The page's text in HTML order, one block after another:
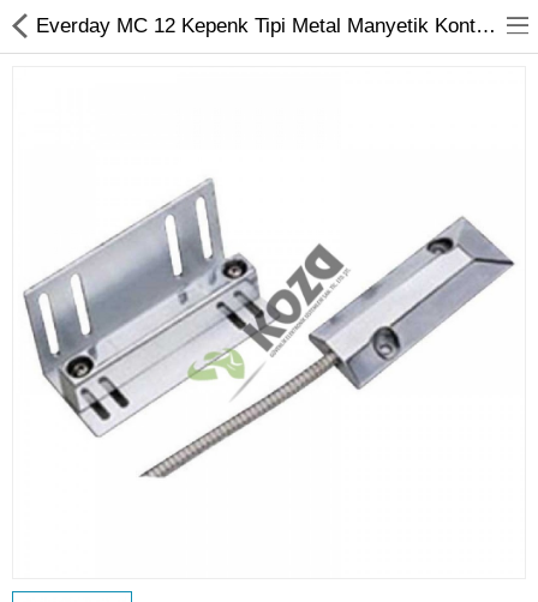
Kayıt Cihazları
Mobil Ürünler
Hırsız Alarm Sistemleri
Yangın Alarm Sistemleri
PDKS Sistemleri
Everday MC 12 Kepenk Tipi Metal Manyetik Kontak - Koza Güvenlik